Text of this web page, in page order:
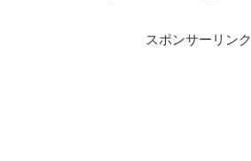
スポンサーリンク